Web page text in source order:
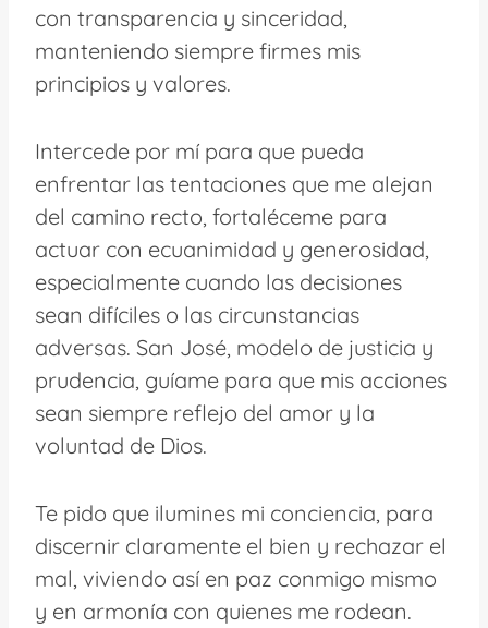
con transparencia y sinceridad,
manteniendo siempre firmes mis
principios y valores.
Intercede por mí para que pueda
enfrentar las tentaciones que me alejan
del camino recto, fortaléceme para
actuar con ecuanimidad y generosidad,
especialmente cuando las decisiones
sean difíciles o las circunstancias
adversas. San José, modelo de justicia y
prudencia, guíame para que mis acciones
sean siempre reflejo del amor y la
voluntad de Dios.
Te pido que ilumines mi conciencia, para
discernir claramente el bien y rechazar el
mal, viviendo así en paz conmigo mismo
y en armonía con quienes me rodean.